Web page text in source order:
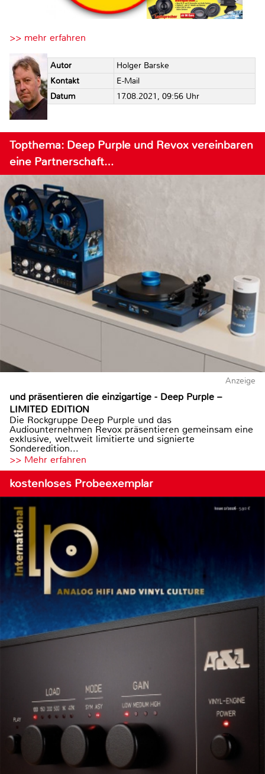
>> mehr erfahren
Autor
Holger Barske
Kontakt
E-Mail
Datum
17.08.2021, 09:56 Uhr
Topthema: Deep Purple und Revox vereinbaren
eine Partnerschaft…
Anzeige
und präsentieren die einzigartige - Deep Purple –
LIMITED EDITION
Die Rockgruppe Deep Purple und das
Audiounternehmen Revox präsentieren gemeinsam eine
exklusive, weltweit limitierte und signierte
Sonderedition...
>> Mehr erfahren
kostenloses Probeexemplar